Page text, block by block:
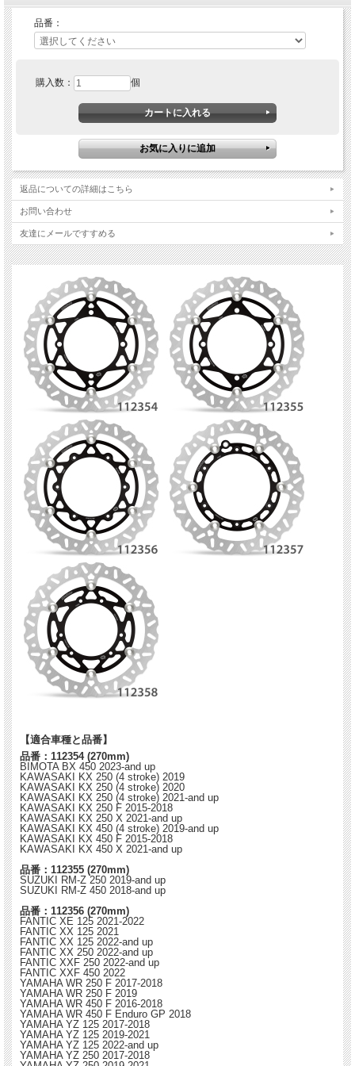
Moto-Master フローティングナイトロディスクが新登場！
コストパフォーマンスに優れ、フロントブレーキのアップグレードをお手軽に行え
ディスクサイズは純正と同一なので、キャリパーサポートを必要とせずディスクを
交換するだけでより強力なブレーキシステムへ。
・最高のパフォーマンスを発揮するには自分に合ったコンパウンドのMoto-Master
ブレーキパッドと一緒に使用することを推奨します。
・極めて磨耗が少ないながらもストッピングパワーとロングライフを実現したブレ
ーキディスクです。 ・ディスク接地面の排泥・排熱性に優れるベンダースロット
を採用したデザイン。 ・航空機グレードアルミをビレット加工しアルマイトされ
たインナーローター、超軽量ステンレス製フローティングピン、精密切削されたプ
レミアムステンレス製アウターローター
・最高のパフォーマンスを発揮するには自分に合ったコンパウンドのMoto-Master
ブレーキパッドと一緒に使用することを推奨します。
品番：
購入数： 個
返品についての詳細はこちら
お問い合わせ
友達にメールですすめる
【適合車種と品番】
品番：112354 (270mm)
BIMOTA BX 450 2023-and up
KAWASAKI KX 250 (4 stroke) 2019
KAWASAKI KX 250 (4 stroke) 2020
KAWASAKI KX 250 (4 stroke) 2021-and up
KAWASAKI KX 250 F 2015-2018
KAWASAKI KX 250 X 2021-and up
KAWASAKI KX 450 (4 stroke) 2019-and up
KAWASAKI KX 450 F 2015-2018
KAWASAKI KX 450 X 2021-and up
品番：112355 (270mm)
SUZUKI RM-Z 250 2019-and up
SUZUKI RM-Z 450 2018-and up
品番：112356 (270mm)
FANTIC XE 125 2021-2022
FANTIC XX 125 2021
FANTIC XX 125 2022-and up
FANTIC XX 250 2022-and up
FANTIC XXF 250 2022-and up
FANTIC XXF 450 2022
YAMAHA WR 250 F 2017-2018
YAMAHA WR 250 F 2019
YAMAHA WR 450 F 2016-2018
YAMAHA WR 450 F Enduro GP 2018
YAMAHA YZ 125 2017-2018
YAMAHA YZ 125 2019-2021
YAMAHA YZ 125 2022-and up
YAMAHA YZ 250 2017-2018